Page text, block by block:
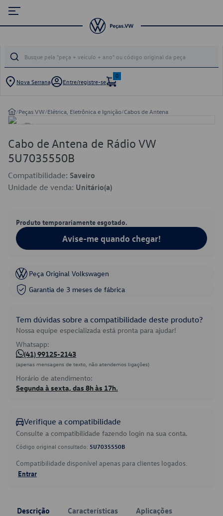
Nova Serrana Entre/registre-se
0
/Peças VW/Elétrica, Eletrônica e Ignição/Cabos de Antena
Cabo de Antena de Rádio VW
5U7035550B
Compatibilidade: Saveiro
Unidade de venda: Unitário(a)
Produto temporariamente esgotado.
Avise-me quando chegar!
Peça Original Volkswagen
Garantia de 3 meses de fábrica
Tem dúvidas sobre a compatibilidade deste produto?
Nossa equipe especializada está pronta para ajudar!
Whatsapp:
(41) 99125-2143
(apenas mensagens de texto, não atendemos ligações)
Horário de atendimento:
Segunda à sexta, das 8h às 17h.
Verifique a compatibilidade
Consulte a compatibilidade fazendo login na sua conta.
Código original consultado: 5U7035550B
Compatibilidade disponível apenas para clientes logados.
Entrar
Descrição Características Aplicações